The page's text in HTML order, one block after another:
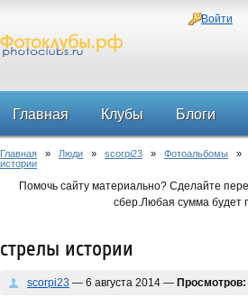
Войти
Главная Клубы Блоги
Форум
Главная » Люди » scorpi23 » Фотоальбомы »
истории
Помочь сайту материально? Сделайте
сбер.Любая сумма будет
стрелы истории
scorpi23 — 6 августа 2014 — Просмотров: